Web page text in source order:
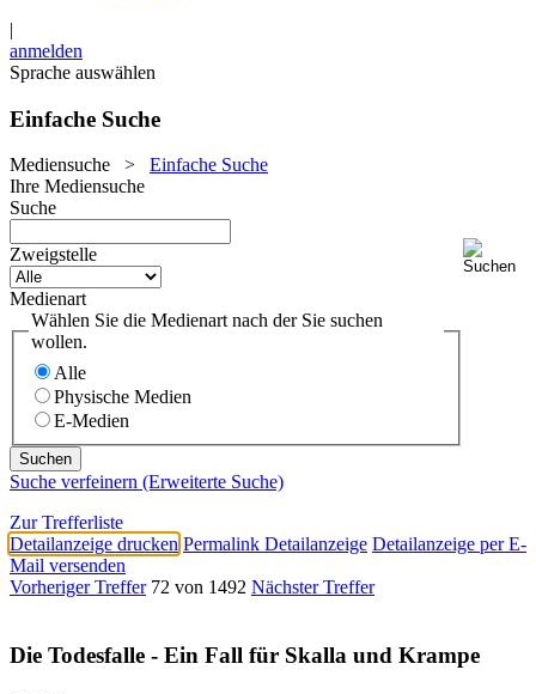
|
anmelden
Sprache auswählen
Einfache Suche
Mediensuche > Einfache Suche
Ihre Mediensuche
Suche
Zweigstelle
Medienart
Wählen Sie die Medienart nach der Sie suchen
wollen.
Alle
Physische Medien
E-Medien
Suche verfeinern (Erweiterte Suche)
Zur Trefferliste
Detailanzeige drucken Permalink Detailanzeige Detailanzeige per E-
Mail versenden
Vorheriger Treffer 72 von 1492 Nächster Treffer
Die Todesfalle - Ein Fall für Skalla und Krampe